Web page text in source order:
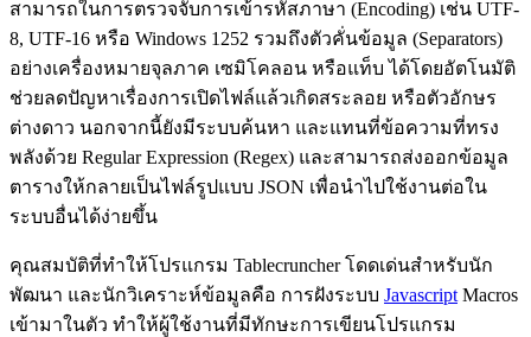
สามารถในการตรวจจับการเข้ารหัสภาษา (Encoding) เช่น UTF-
8, UTF-16 หรือ Windows 1252 รวมถึงตัวคั่นข้อมูล (Separators)
อย่างเครื่องหมายจุลภาค เซมิโคลอน หรือแท็บ ได้โดยอัตโนมัติ
ช่วยลดปัญหาเรื่องการเปิดไฟล์แล้วเกิดสระลอย หรือตัวอักษร
ต่างดาว นอกจากนี้ยังมีระบบค้นหา และแทนที่ข้อความที่ทรง
พลังด้วย Regular Expression (Regex) และสามารถส่งออกข้อมูล
ตารางให้กลายเป็นไฟล์รูปแบบ JSON เพื่อนำไปใช้งานต่อใน
ระบบอื่นได้ง่ายขึ้น
คุณสมบัติที่ทำให้โปรแกรม Tablecruncher โดดเด่นสำหรับนัก
พัฒนา และนักวิเคราะห์ข้อมูลคือ การฝังระบบ Javascript Macros
เข้ามาในตัว ทำให้ผู้ใช้งานที่มีทักษะการเขียนโปรแกรม